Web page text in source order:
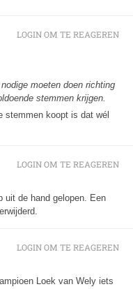
moeten doen richting
stemmen krijgen.
stemmen koopt is dat wél
LOGIN OM TE REAGEREN
uit de hand gelopen. Een
LOGIN OM TE REAGEREN
Loek van Wely iets
LOGIN OM TE REAGEREN